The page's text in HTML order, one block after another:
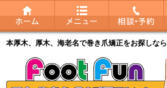
本厚木、厚木、海老名で巻き爪矯正をお探しなら